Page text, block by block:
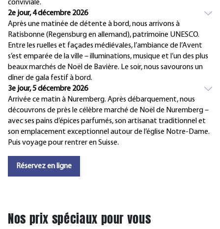
conviviale.
2e jour, 4 décembre 2026
Après une matinée de détente à bord, nous arrivons à
Ratisbonne (Regensburg en allemand), patrimoine UNESCO.
Entre les ruelles et façades médiévales, l’ambiance de l’Avent
s’est emparée de la ville – illuminations, musique et l’un des plus
beaux marchés de Noël de Bavière. Le soir, nous savourons un
dîner de gala festif à bord.
3e jour, 5 décembre 2026
Arrivée ce matin à Nuremberg. Après débarquement, nous
découvrons de près le célèbre marché de Noël de Nuremberg –
avec ses pains d’épices parfumés, son artisanat traditionnel et
son emplacement exceptionnel autour de l’église Notre-Dame.
Puis voyage pour rentrer en Suisse.
Réservez en ligne
Nos prix spéciaux pour vous